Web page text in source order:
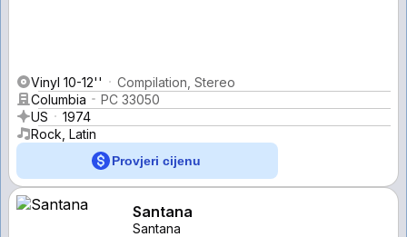
Vinyl 10-12''
Compilation, Stereo
Columbia
PC 33050
US
1974
Rock, Latin
Provjeri cijenu
Santana
Santana